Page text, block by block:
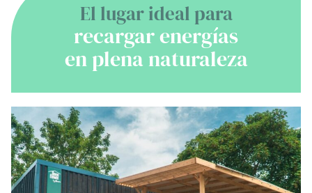
El lugar ideal para
recargar energías
en plena naturaleza